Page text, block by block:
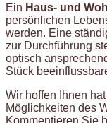
Ein Haus- und
persönlichen
werden. Eine
zur Durchführung
optisch
Stück
Wir hoffen Ihnen
Möglichkeiten des
Kommentieren Sie